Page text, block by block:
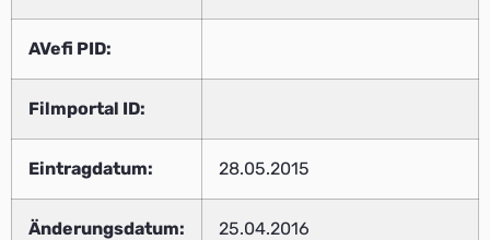
AVefi PID:
Filmportal ID:
Eintragdatum: 28.05.2015
Änderungsdatum: 25.04.2016